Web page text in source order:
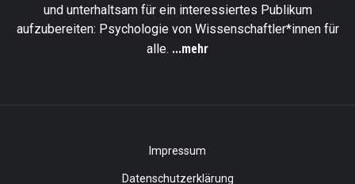
und unterhaltsam für ein interessiertes Publikum
aufzubereiten: Psychologie von Wissenschaftler*innen für
alle. ...mehr
Impressum
Datenschutzerklärung